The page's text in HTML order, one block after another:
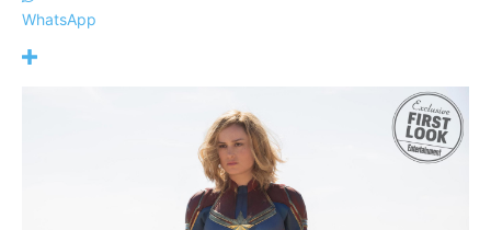
WhatsApp